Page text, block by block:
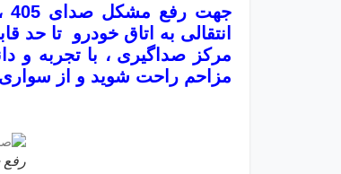
انتقالی به اتاق خودرو تا حد
مرکز صداگیری ، با تجربه و
مزاحم راحت شوید و از سواری
رفع